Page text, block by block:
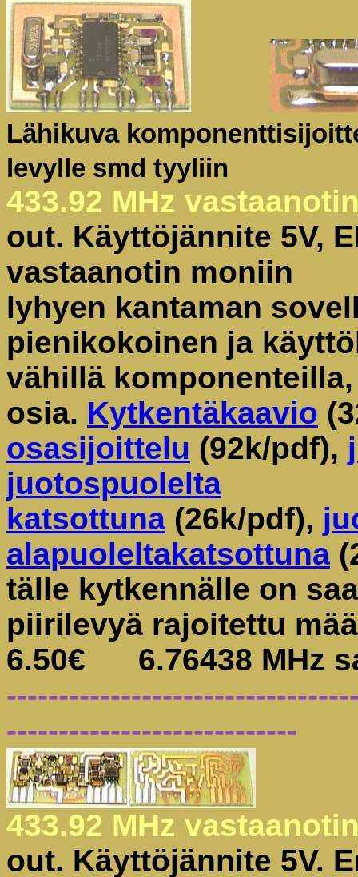
Lähikuva
levylle smd tyyliin
433.92 MHz
out. Käyttöjännite 5V,
vastaanotin moniin
lyhyen kantaman
pienikokoinen ja
vähillä
osia. Kytkentäkaavio
osasijoittelu (92k/pdf),
juotospuolelta
katsottuna (26k/pdf),
alapuoleltakatsottuna
tälle kytkennälle on
piirilevyä rajoitettu
6.50€ 6.76438 MHz
----------------------------
433.92 MHz
out. Käyttöjännite 5V.